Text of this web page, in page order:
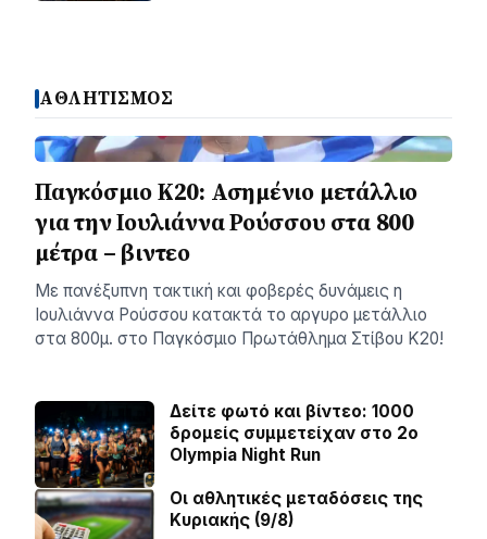
ΑΘΛΗΤΙΣΜΟΣ
Παγκόσμιο Κ20: Ασημένιο μετάλλιο
για την Ιουλιάννα Ρούσσου στα 800
μέτρα – βιντεο
Με πανέξυπνη τακτική και φοβερές δυνάμεις η
Ιουλιάννα Ρούσσου κατακτά το αργυρο μετάλλιο
στα 800μ. στο Παγκόσμιο Πρωτάθλημα Στίβου Κ20!
Δείτε φωτό και βίντεο: 1000
δρομείς συμμετείχαν στο 2ο
Olympia Night Run
Οι αθλητικές μεταδόσεις της
Κυριακής (9/8)